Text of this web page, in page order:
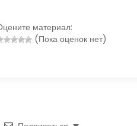
материал:
(Пока оценок нет)